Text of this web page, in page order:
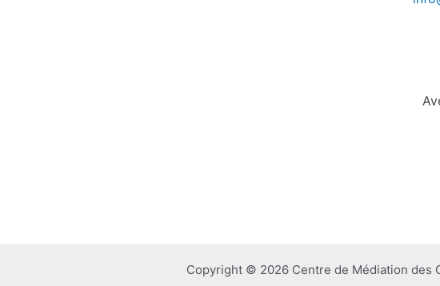
Copyright © 2026 Centre de Médiation des